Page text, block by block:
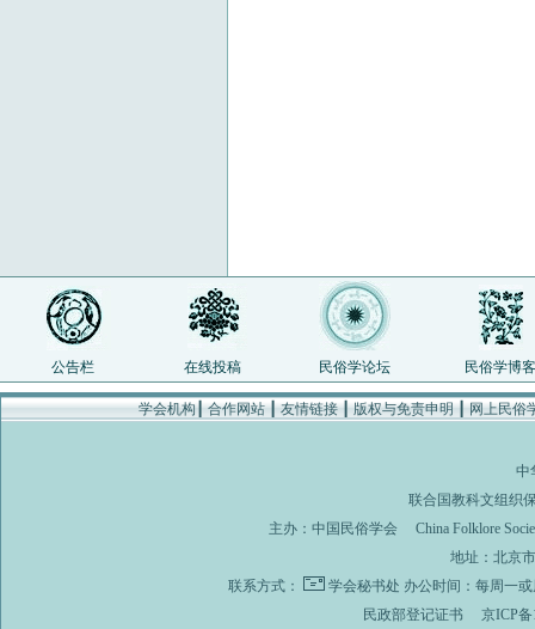
公告栏 在线投稿 民俗学论坛 民俗学博客
学会机构┃合作网站┃友情链接┃版权与免责申明┃网上民俗
中
联合国教科文组织
主办： 中国民俗学会
China Folklore
地址：北京
联系方式：
学会秘书处 办公时间：每周一
民政部登记证书
京ICP备